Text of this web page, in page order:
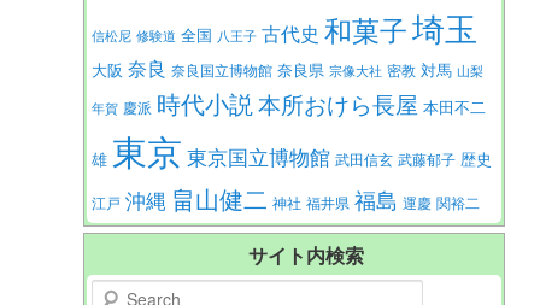
信松尼 修験道 全国 八王子 古代史 和菓子埼玉
大阪 奈良 奈良国立博物館 奈良県 宗像大社 密教 対馬 山梨
年賀 慶派 時代小説本所おけら長屋 本田不二
雄 東京 東京国立博物館 武田信玄 武藤郁子 歴史
江戸 沖縄 畠山健二 神社 福井県 福島 運慶 関裕二
サイト内検索
Search